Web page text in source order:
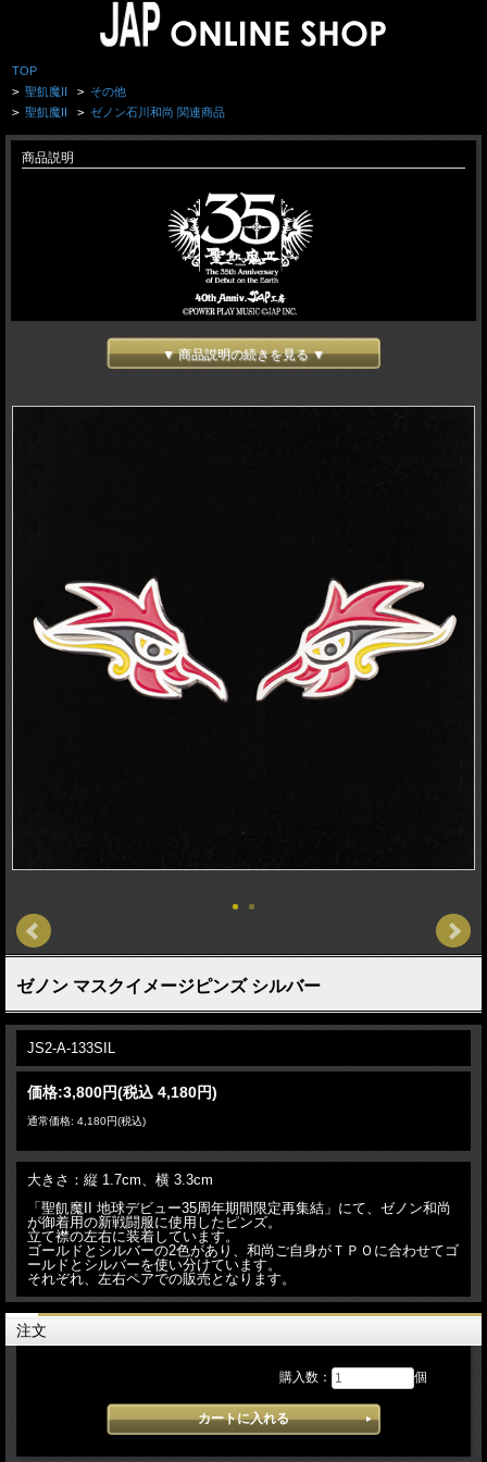
TOP
> 聖飢魔II > その他
> 聖飢魔II > ゼノン石川和尚 関連商品
商品説明
▼ 商品説明の続きを見る ▼
ゼノン マスクイメージピンズ シルバー
JS2-A-133SIL
価格:3,800円(税込 4,180円)
通常価格: 4,180円(税込)
大きさ：縦 1.7cm、横 3.3cm
「聖飢魔II 地球デビュー35周年期間限定再集結」にて、ゼノン和尚
が御着用の新戦闘服に使用したピンズ。
立て襟の左右に装着しています。
ゴールドとシルバーの2色があり、和尚ご自身がＴＰＯに合わせてゴ
ールドとシルバーを使い分けています。
それぞれ、左右ペアでの販売となります。
注文
購入数： 個